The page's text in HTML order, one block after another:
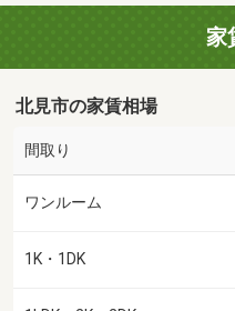
家
北見市の家賃相場
間取り
ワンルーム
1K・1DK